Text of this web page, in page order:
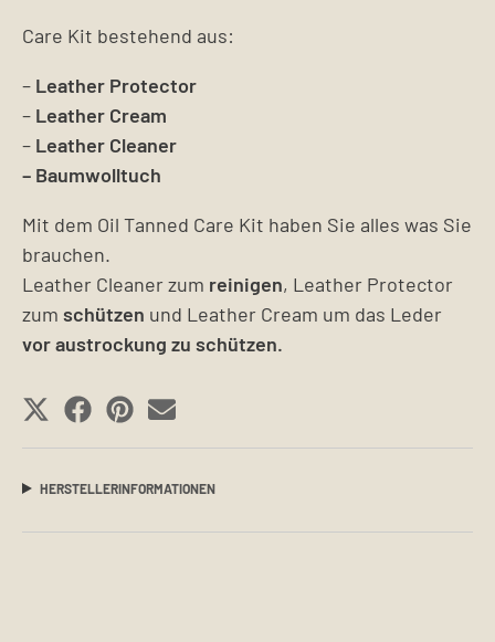
Care Kit bestehend aus:
– Leather Protector
– Leather Cream
– Leather Cleaner
– Baumwolltuch
Mit dem Oil Tanned Care Kit haben Sie alles was Sie
brauchen.
Leather Cleaner zum reinigen, Leather Protector
zum schützen und Leather Cream um das Leder
vor austrockung zu schützen.
SHARE
ON
X
(TWITTER)
SHARE
ON
FACEBOOK
SHARE
ON
PINTEREST
SHARE
ON
EMAIL
HERSTELLERINFORMATIONEN